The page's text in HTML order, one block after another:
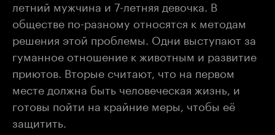
летний мужчина и 7-летняя девочка. В
обществе по-разному относятся к методам
решения этой проблемы. Одни выступают за
гуманное отношение к животным и развитие
приютов. Вторые считают, что на первом
месте должна быть человеческая жизнь, и
готовы пойти на крайние меры, чтобы её
защитить.